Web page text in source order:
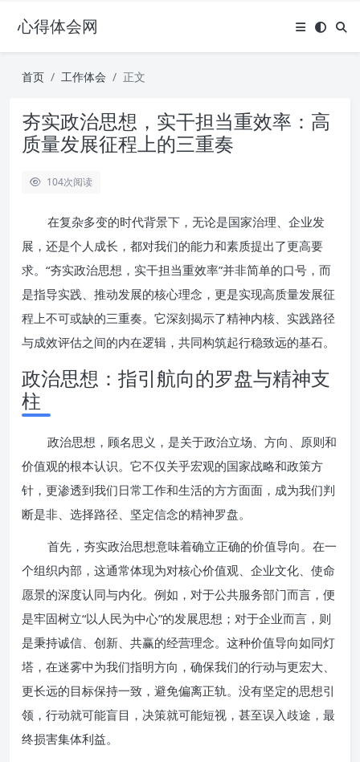
心得体会网
首页 工作体会 正文
夯实政治思想，实干担当重效率：高
质量发展征程上的三重奏
104次阅读
在复杂多变的时代背景下，无论是国家治理、企业发
展，还是个人成长，都对我们的能力和素质提出了更高要
求。“夯实政治思想，实干担当重效率”并非简单的口号，而
是指导实践、推动发展的核心理念，更是实现高质量发展征
程上不可或缺的三重奏。它深刻揭示了精神内核、实践路径
与成效评估之间的内在逻辑，共同构筑起行稳致远的基石。
政治思想：指引航向的罗盘与精神支
柱
政治思想，顾名思义，是关于政治立场、方向、原则和
价值观的根本认识。它不仅关乎宏观的国家战略和政策方
针，更渗透到我们日常工作和生活的方方面面，成为我们判
断是非、选择路径、坚定信念的精神罗盘。
首先，夯实政治思想意味着确立正确的价值导向。在一
个组织内部，这通常体现为对核心价值观、企业文化、使命
愿景的深度认同与内化。例如，对于公共服务部门而言，便
是牢固树立“以人民为中心”的发展思想；对于企业而言，则
是秉持诚信、创新、共赢的经营理念。这种价值导向如同灯
塔，在迷雾中为我们指明方向，确保我们的行动与更宏大、
更长远的目标保持一致，避免偏离正轨。没有坚定的思想引
领，行动就可能盲目，决策就可能短视，甚至误入歧途，最
终损害集体利益。